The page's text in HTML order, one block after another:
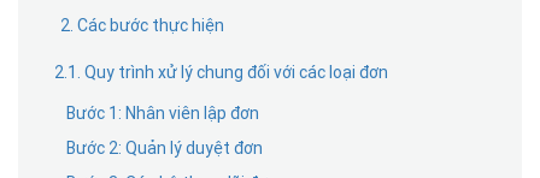
2. Các bước thực hiện
2.1. Quy trình xử lý chung đối với các loại đơn
Bước 1: Nhân viên lập đơn
Bước 2: Quản lý duyệt đơn